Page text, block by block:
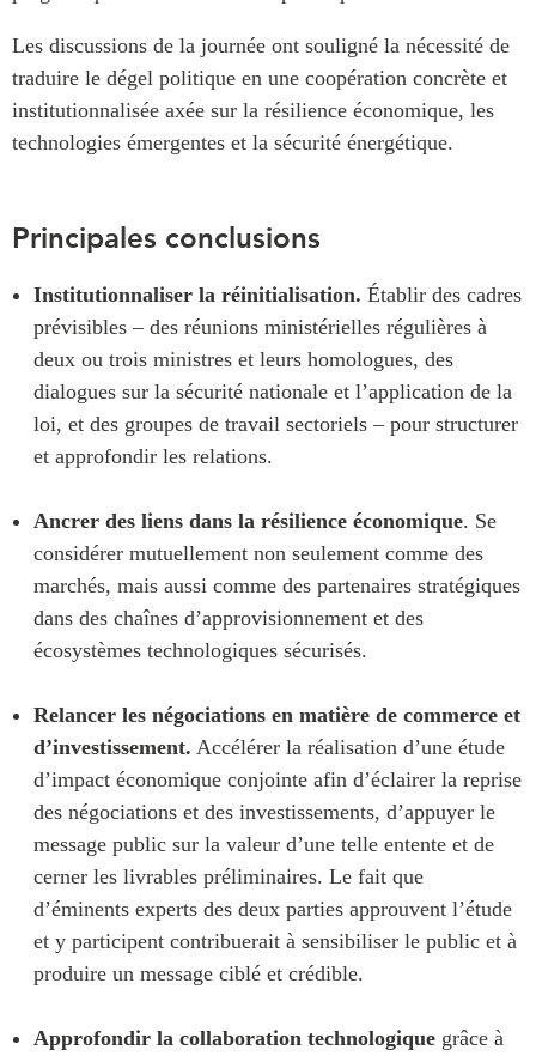
i-LEAD
RÉSEAUX
recherche
ABLAC
ABAC
APEC
PECC
CSCAP
Partenaires institutionnels
des entreprises
Conférence Canada-en-
Asie
CPTPP Portal
Les discussions de la journée ont souligné la nécessité de
traduire le dégel politique en une coopération concrète et
institutionnalisée axée sur la résilience économique, les
technologies émergentes et la sécurité énergétique.
Principales conclusions
Institutionnaliser la réinitialisation. Établir des cadres
prévisibles – des réunions ministérielles régulières à
deux ou trois ministres et leurs homologues, des
dialogues sur la sécurité nationale et l’application de la
loi, et des groupes de travail sectoriels – pour structurer
et approfondir les relations.
Ancrer des liens dans la résilience économique. Se
considérer mutuellement non seulement comme des
marchés, mais aussi comme des partenaires stratégiques
dans des chaînes d’approvisionnement et des
écosystèmes technologiques sécurisés.
Relancer les négociations en matière de commerce et
d’investissement. Accélérer la réalisation d’une étude
d’impact économique conjointe afin d’éclairer la reprise
des négociations et des investissements, d’appuyer le
message public sur la valeur d’une telle entente et de
cerner les livrables préliminaires. Le fait que
d’éminents experts des deux parties approuvent l’étude
et y participent contribuerait à sensibiliser le public et à
produire un message ciblé et crédible.
Approfondir la collaboration technologique grâce à